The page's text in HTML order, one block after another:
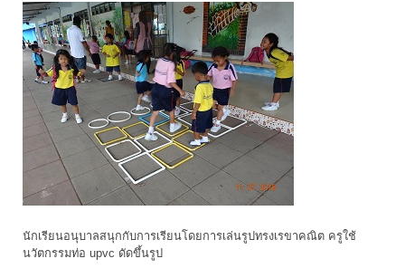
นักเรียนอนุบาลสนุกกับการเรียนโดยการเล่นรูปทรงเรขาคณิต ครูใช้
นวัตกรรมท่อ upvc ดัดขึ้นรูป